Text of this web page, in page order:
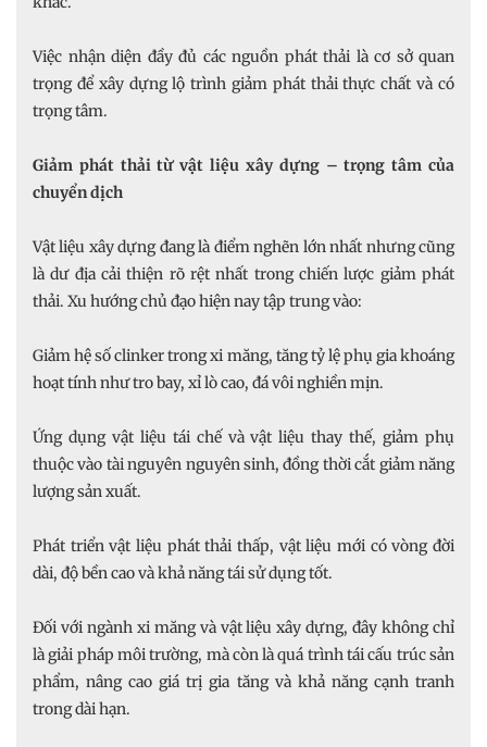
Việc nhận diện đầy đủ các nguồn phát thải là cơ sở quan
trọng để xây dựng lộ trình giảm phát thải thực chất và có
trọng tâm.
Giảm phát thải từ vật liệu xây dựng – trọng tâm của
chuyển dịch
Vật liệu xây dựng đang là điểm nghẽn lớn nhất nhưng cũng
là dư địa cải thiện rõ rệt nhất trong chiến lược giảm phát
thải. Xu hướng chủ đạo hiện nay tập trung vào:
Giảm hệ số clinker trong xi măng, tăng tỷ lệ phụ gia khoáng
hoạt tính như tro bay, xỉ lò cao, đá vôi nghiền mịn.
Ứng dụng vật liệu tái chế và vật liệu thay thế, giảm phụ
thuộc vào tài nguyên nguyên sinh, đồng thời cắt giảm năng
lượng sản xuất.
Phát triển vật liệu phát thải thấp, vật liệu mới có vòng đời
dài, độ bền cao và khả năng tái sử dụng tốt.
Đối với ngành xi măng và vật liệu xây dựng, đây không chỉ
là giải pháp môi trường, mà còn là quá trình tái cấu trúc sản
phẩm, nâng cao giá trị gia tăng và khả năng cạnh tranh
trong dài hạn.